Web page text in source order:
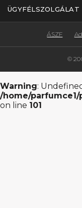
ÜGYFÉLSZOLGÁLAT
©
ÁSZF
Warning:
/home/
on line 101